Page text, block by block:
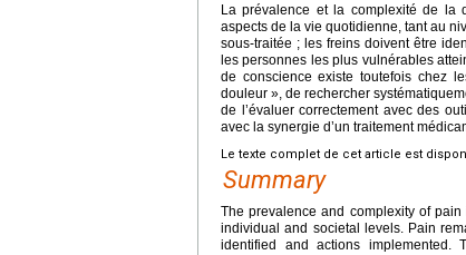
La prévalence et la complexité de la
aspects de la vie quotidienne, tant au
sous-traitée ; les freins doivent être
les personnes les plus vulnérables
de conscience existe toutefois chez
douleur », de rechercher
de l’évaluer correctement avec des
avec la synergie d’un traitement
Le texte complet de cet article est
Summary
The prevalence and complexity of
individual and societal levels. Pain
identified and actions implemented.